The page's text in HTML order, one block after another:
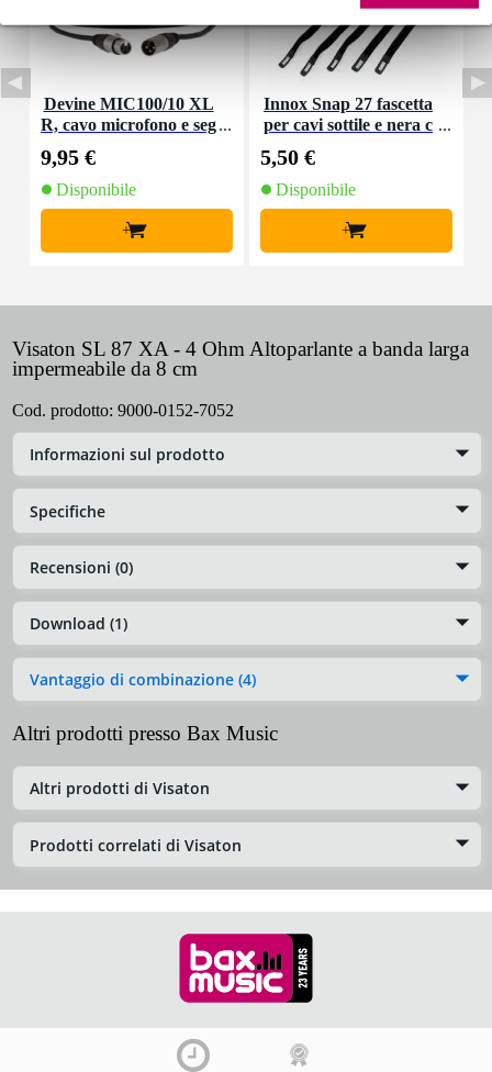
Devine MIC100/10 XL
R, cavo microfono e seg
9,95 €
Disponibile
+
Innox Snap 27 fascetta
per cavi sottile e nera c
(10 pezzi)
5,50 €
Disponibile
+
Visaton SL 87 XA - 4 Ohm Altoparlante a banda larga
impermeabile da 8 cm
Cod. prodotto: 9000-0152-7052
Informazioni sul prodotto
Specifiche
Recensioni (0)
Download (1)
Vantaggio di combinazione (4)
Altri prodotti presso Bax Music
Altri prodotti di Visaton
Prodotti correlati di Visaton